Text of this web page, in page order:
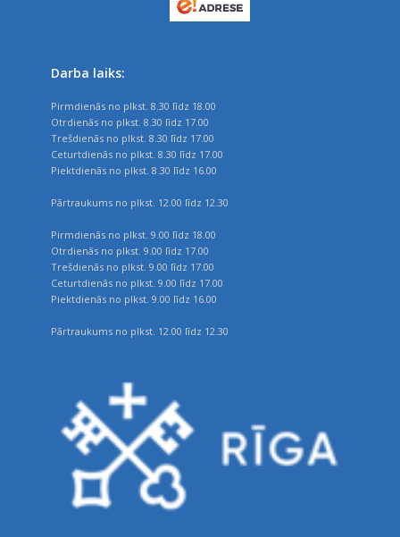
Darba laiks:
Pirmdienās no plkst. 8.30 līdz 18.00
Otrdienās no plkst. 8.30 līdz 17.00
Trešdienās no plkst. 8.30 līdz 17.00
Ceturtdienās no plkst. 8.30 līdz 17.00
Piektdienās no plkst. 8.30 līdz 16.00
Pārtraukums no plkst. 12.00 līdz 12.30
Pirmdienās no plkst. 9.00 līdz 18.00
Otrdienās no plkst. 9.00 līdz 17.00
Trešdienās no plkst. 9.00 līdz 17.00
Ceturtdienās no plkst. 9.00 līdz 17.00
Piektdienās no plkst. 9.00 līdz 16.00
Pārtraukums no plkst. 12.00 līdz 12.30